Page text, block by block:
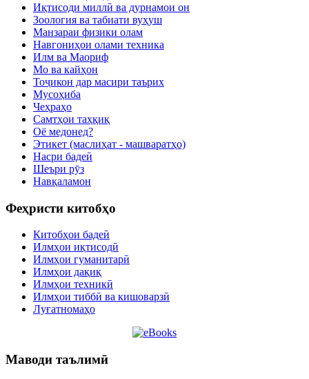
Иқтисоди миллӣ ва дурнамои он
Зоология ва табиати вуҳуш
Манзараи физики олам
Навгониҳои олами техника
Илм ва Маориф
Мо ва кайҳон
Тоҷикон дар масири таърих
Мусоҳиба
Чеҳраҳо
Самтҳои таҳқиқ
Оё медонед?
Этикет (маслиҳат - машваратҳо)
Насри бадеӣ
Шеъри рӯз
Навқаламон
Феҳристи китобҳо
Китобҳои бадеӣ
Илмҳои иқтисодӣ
Илмҳои гуманитарӣ
Илмҳои дақиқ
Илмҳои техникӣ
Илмҳои тиббӣ ва кишоварзӣ
Луғатномаҳо
Маводи таълимӣ